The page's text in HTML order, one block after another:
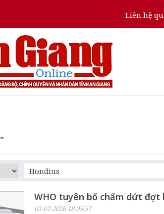
Liên hệ
"
WHO tuyên bố chấm dứt
03-07-2026 18:05:57